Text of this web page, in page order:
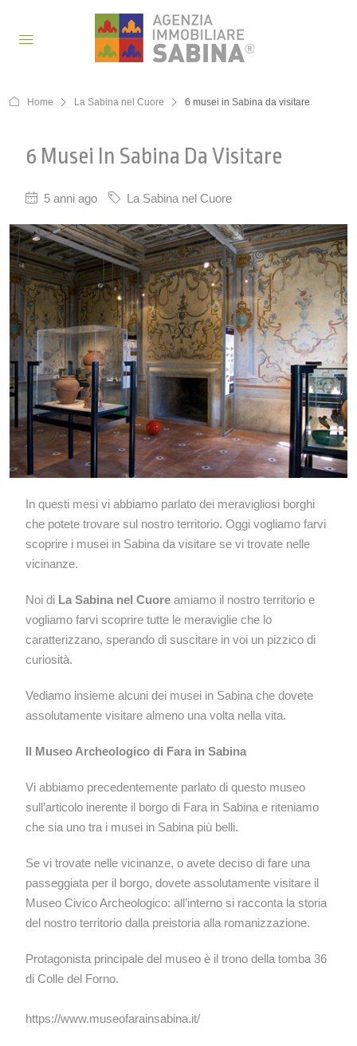
Home La Sabina nel Cuore 6 musei in Sabina da visitare
6 Musei In Sabina Da Visitare
5 anni ago La Sabina nel Cuore
In questi mesi vi abbiamo parlato dei meravigliosi borghi
che potete trovare sul nostro territorio. Oggi vogliamo farvi
scoprire i musei in Sabina da visitare se vi trovate nelle
vicinanze.
Noi di La Sabina nel Cuore amiamo il nostro territorio e
vogliamo farvi scoprire tutte le meraviglie che lo
caratterizzano, sperando di suscitare in voi un pizzico di
curiosità.
Vediamo insieme alcuni dei musei in Sabina che dovete
assolutamente visitare almeno una volta nella vita.
Il Museo Archeologico di Fara in Sabina
Vi abbiamo precedentemente parlato di questo museo
sull’articolo inerente il borgo di Fara in Sabina e riteniamo
che sia uno tra i musei in Sabina più belli.
Se vi trovate nelle vicinanze, o avete deciso di fare una
passeggiata per il borgo, dovete assolutamente visitare il
Museo Civico Archeologico: all’interno si racconta la storia
del nostro territorio dalla preistoria alla romanizzazione.
Protagonista principale del museo è il trono della tomba 36
di Colle del Forno.
https://www.museofarainsabina.it/